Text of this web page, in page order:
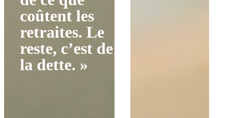
coûtent les
retraites. Le
reste, c’est de
la dette. »